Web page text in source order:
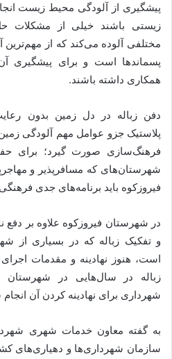
پیشگیری از آلودگی محیط زیست
زیستی باشند خیلی از مشکلات
مختلفی آلوده می‌کند که از مهم‌ترین
پسماندها است و برای پیشگیری
همکاری داشته باشند.
دفن زباله در دل زمین بدون
پلاستیک جزو عوامل مهم آلودگی
فرهنگ‌سازی صورت گیرد؛ برای
شهرستان‌های که مسافرپذیر و
فیروزکوه باید برنامه‌های جدی
در شهرستان فیروزکوه علاوه بر دفع
و تفکیک زباله که در بسیاری از
است، هنوز نهادینه و مقدمات
زباله در سال‌هایی در
شهرداری برای نهادینه کردن آن
به گفته معاون خدمات شهری
سازمان شهرداری‌ها و دهیاری‌های